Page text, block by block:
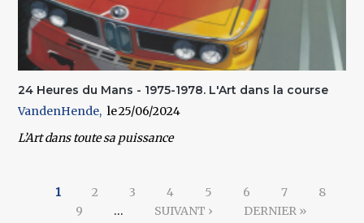
24 Heures du Mans - 1975-1978. L'Art dans la course
VandenHende
25/06/2024
L’Art dans toute sa puissance
1 2 3 4 5 6 7
8
9
… SUIVANT › DERNIER »